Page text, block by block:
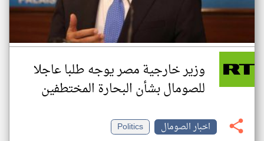
وزير خارجية مصر يوجه طلبا عاجلا
للصومال بشأن البحارة المختطفين
اخبار الصومال
Politics